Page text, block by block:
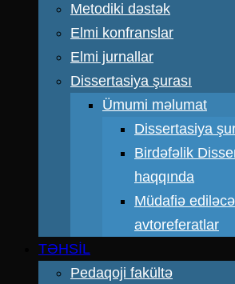
Metodiki dəstək
Elmi konfranslar
Elmi jurnallar
Dissertasiya şurası
Ümumi məlumat
Dissertasiya
Birdəfəlik
haqqında
Müdafiə
avtoreferatlar
TƏHSİL
Pedaqoji fakültə